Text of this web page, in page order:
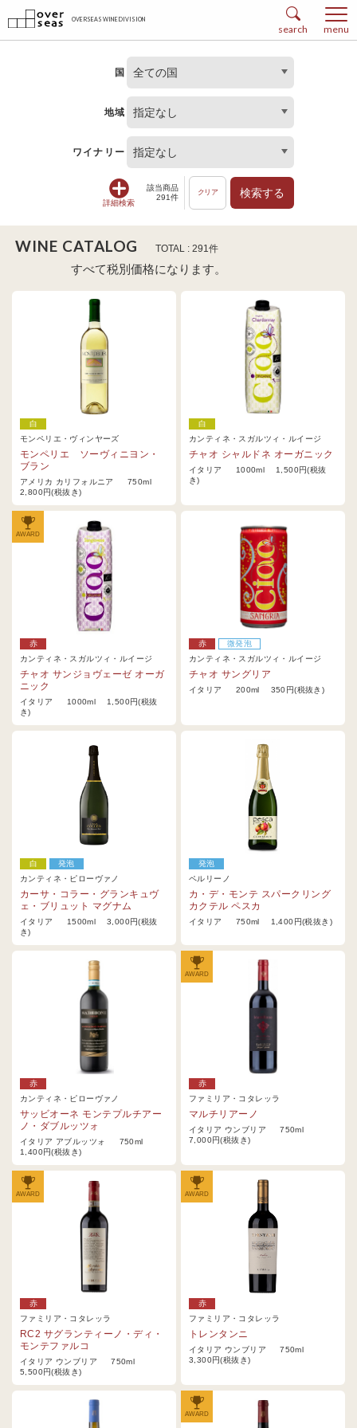
OVERSEAS WINE DIVISION
search menu
国 全ての国
地域 指定なし
ワイナリー 指定なし
詳細検索
該当商品
291件
クリア 検索する
WINE CATALOG TOTAL : 291件
すべて税別価格になります。
白
モンペリエ・ヴィンヤーズ
モンペリエ ソーヴィニヨン・
ブラン
アメリカ カリフォルニア 750ml
2,800円(税抜き)
白
カンティネ・スガルツィ・ルイージ
チャオ シャルドネ オーガニック
イタリア 1000ml 1,500円(税抜
き)
AWARD
赤
カンティネ・スガルツィ・ルイージ
チャオ サンジョヴェーゼ オーガ
ニック
イタリア 1000ml 1,500円(税抜
き)
赤
微発泡
カンティネ・スガルツィ・ルイージ
チャオ サングリア
イタリア 200ml 350円(税抜き)
白
発泡
カンティネ・ピローヴァノ
カーサ・コラー・グランキュヴ
ェ・ブリュット マグナム
イタリア 1500ml 3,000円(税抜
き)
発泡
ペルリーノ
カ・デ・モンテ スパークリング
カクテル ペスカ
イタリア 750ml 1,400円(税抜き)
赤
カンティネ・ピローヴァノ
サッビオーネ モンテプルチアー
ノ・ダブルッツォ
イタリア アブルッツォ 750ml
1,400円(税抜き)
AWARD
赤
ファミリア・コタレッラ
マルチリアーノ
イタリア ウンブリア 750ml
7,000円(税抜き)
AWARD
赤
ファミリア・コタレッラ
RC2 サグランティーノ・ディ・
モンテファルコ
イタリア ウンブリア 750ml
5,500円(税抜き)
AWARD
赤
ファミリア・コタレッラ
トレンタンニ
イタリア ウンブリア 750ml
3,300円(税抜き)
AWARD